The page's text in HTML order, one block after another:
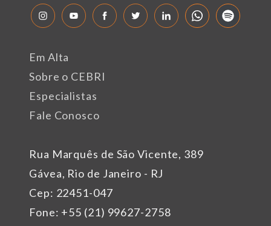
Rua Marquês de São Vicente, 389
Gávea, Rio de Janeiro - RJ
Cep: 22451-047
Fone: +55 (21) 99627-2758
Em Alta
Sobre o CEBRI
Especialistas
Fale Conosco